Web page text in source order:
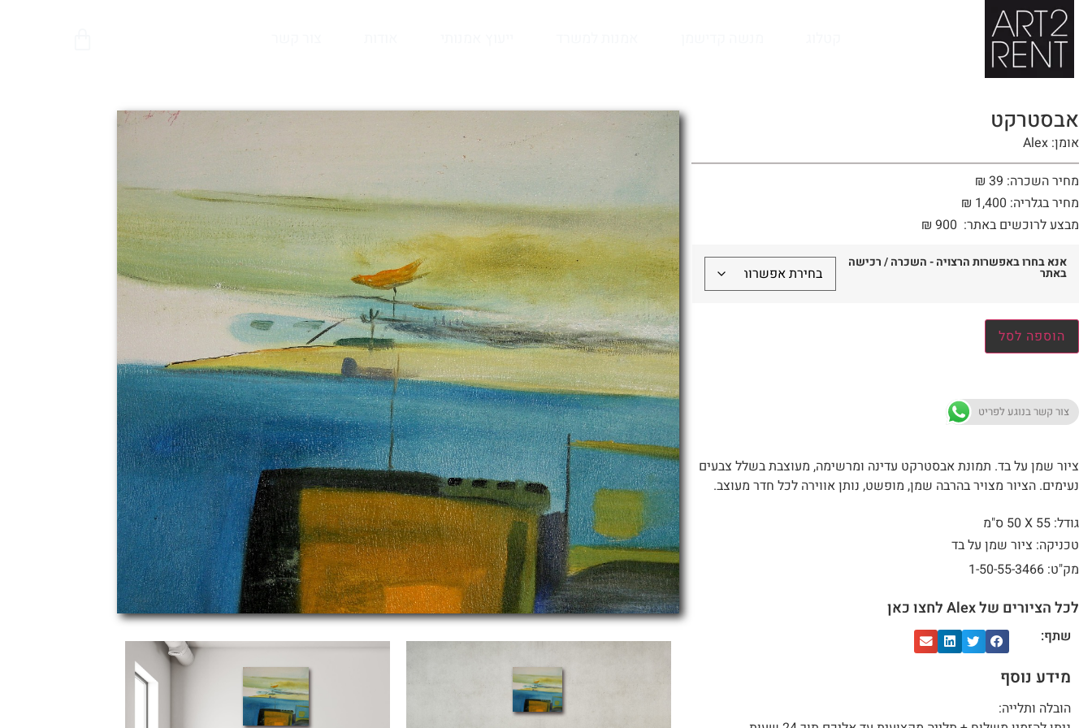
לתוכן
אבסטרקט
אומן: Alex
מחיר השכרה: 39 ₪
מחיר בגלריה: 1,400 ₪
מבצע לרוכשים באתר:
₪ 900
אנא בחרו באפשרות הרצויה - השכרה / רכישה
באתר
הוספה לסל
צור קשר בנוגע לפריט
ציור שמן על בד. תמונת אבסטרקט עדינה ומרשימה, מעוצבת בשלל צבעים
נעימים. הציור מצויר בהרבה שמן, מופשט, נותן אווירה לכל חדר מעוצב.
גודל: 55 X
50 ס"מ
טכניקה: ציור שמן על בד
מק"ט: 1-50-55-3466
לכל הציורים של Alex לחצו כאן
שתף:
מידע נוסף
הובלה ותלייה: